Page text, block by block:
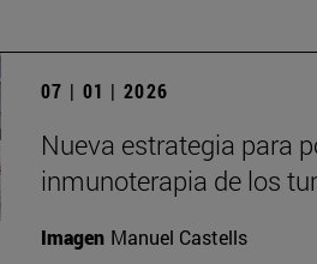
07 | 01 | 2026
Nueva estrategia para
inmunoterapia de los
Imagen Manuel Castells